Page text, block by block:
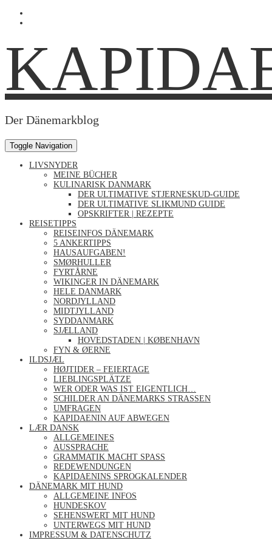
Facebook
anzeigen
auf
Instagram
anzeigen
Der Dänemarkblog
Toggle Navigation
LIVSNYDER
MEINE BÜCHER
KULINARISK DANMARK
DER ULTIMATIVE STJERNESKUD-GUIDE
DER ULTIMATIVE SLIKMUND GUIDE
OPSKRIFTER | REZEPTE
REISETIPPS
REISEINFOS DÄNEMARK
5 ANKERTIPPS
HAUSAUFGABEN!
SMØRHULLER
FYRTÅRNE
WIKINGER IN DÄNEMARK
HELE DANMARK
NORDJYLLAND
MIDTJYLLAND
SYDDANMARK
SJÆLLAND
HOVEDSTADEN | KØBENHAVN
FYN & ØERNE
ILDSJÆL
HØJTIDER – FEIERTAGE
LIEBLINGSPLÄTZE
WER ODER WAS IST EIGENTLICH…
SCHILDER AN DÄNEMARKS STRASSEN
UMFRAGEN
KAPIDAENIN AUF ABWEGEN
LÆR DANSK
ALLGEMEINES
AUSSPRACHE
GRAMMATIK MACHT SPASS
REDEWENDUNGEN
KAPIDAENINS SPROGKALENDER
DÄNEMARK MIT HUND
ALLGEMEINE INFOS
HUNDESKOV
SEHENSWERT MIT HUND
UNTERWEGS MIT HUND
IMPRESSUM & DATENSCHUTZ